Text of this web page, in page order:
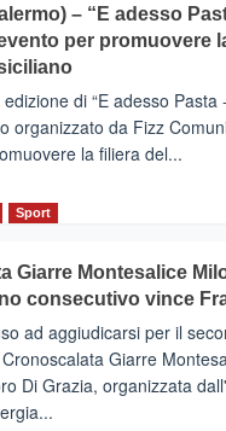
– “E adesso
per promuovere
di “E adesso Pasta
organizzato da Fizz
la filiera del...
Sport
Giarre Montesalice
consecutivo vince
ad aggiudicarsi per il
Giarre
Di Grazia, organizzata